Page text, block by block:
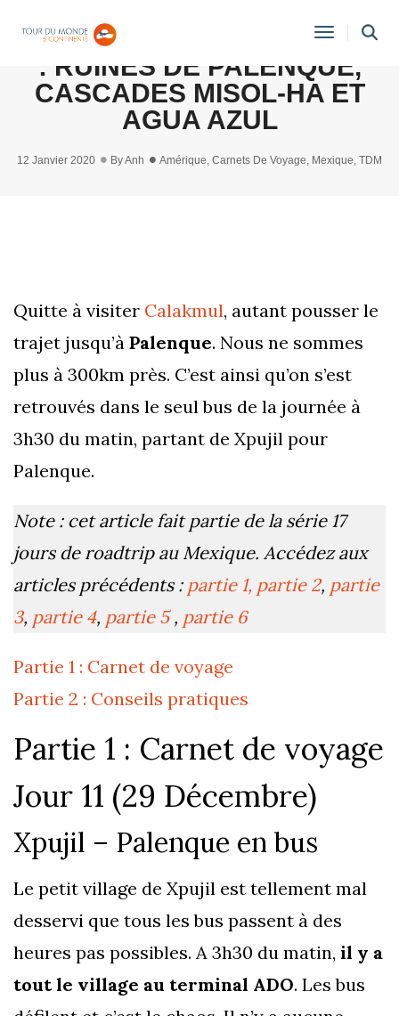
Toggle
ROAD TRIP AU MEXIQUE #7
: RUINES DE PALENQUE,
CASCADES MISOL-HA ET
AGUA AZUL
12 Janvier 2020 ByAnh Amérique, Carnets De Voyage, Mexique, TDM
Quitte à visiter Calakmul, autant pousser le
trajet jusqu’à Palenque. Nous ne sommes
plus à 300km près. C’est ainsi qu’on s’est
retrouvés dans le seul bus de la journée à
3h30 du matin, partant de Xpujil pour
Palenque.
Note : cet article fait partie de la série 17
jours de roadtrip au Mexique. Accédez aux
articles précédents : partie 1, partie 2, partie
3, partie 4, partie 5, partie 6
Partie 1 : Carnet de voyage
Partie 2 : Conseils pratiques
Partie 1 : Carnet de voyage
Jour 11 (29 Décembre)
Xpujil – Palenque en bus
Le petit village de Xpujil est tellement mal
desservi que tous les bus passent à des
heures pas possibles. A 3h30 du matin, il y a
tout le village au terminal ADO. Les bus